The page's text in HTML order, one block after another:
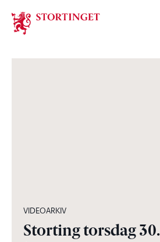
Stortinget.no
VIDEOARKIV
Storting torsdag